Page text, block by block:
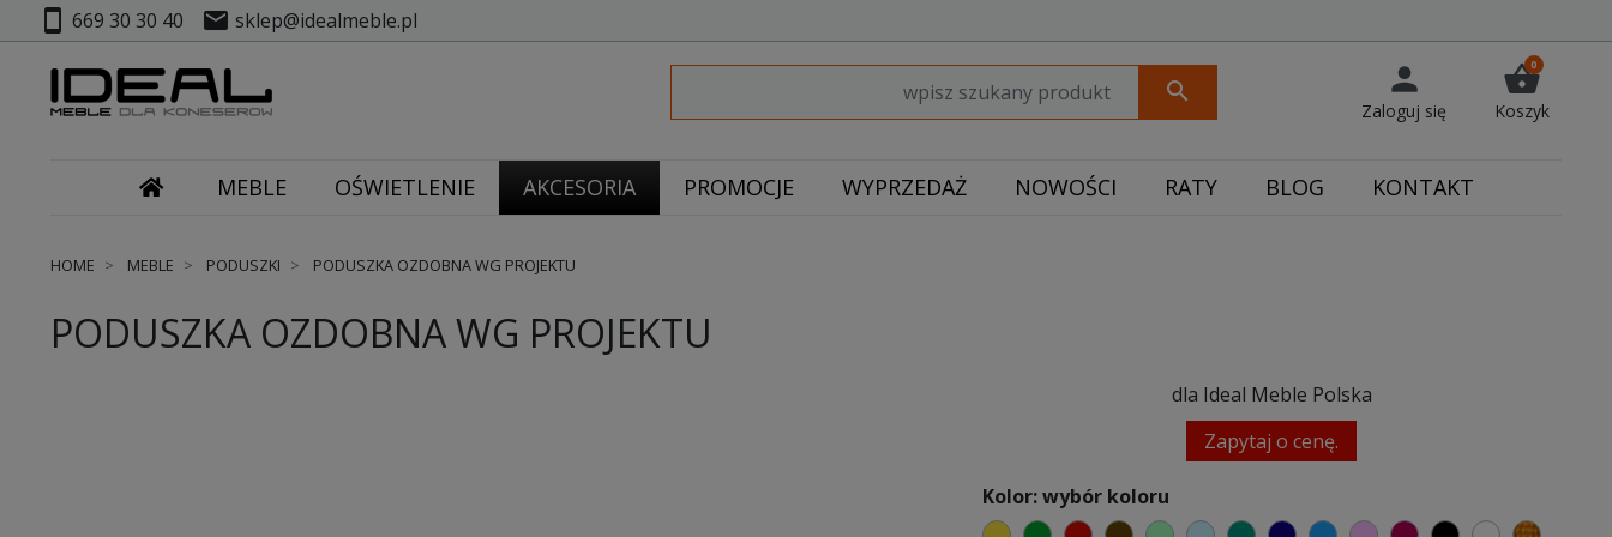
smartphone 669 30 30 40 mail sklep@idealmeble.pl
search person
Zaloguj się
shopping_basket
0
Koszyk
MEBLE OŚWIETLENIE AKCESORIA PROMOCJE WYPRZEDAŻ NOWOŚCI RATY BLOG KONTAKT
HOME MEBLE PODUSZKI PODUSZKA OZDOBNA WG PROJEKTU
PODUSZKA OZDOBNA WG PROJEKTU
dla Ideal Meble Polska
Zapytaj o cenę.
Kolor: wybór koloru